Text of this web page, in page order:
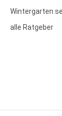
Wintergarten
alle Ratgeber